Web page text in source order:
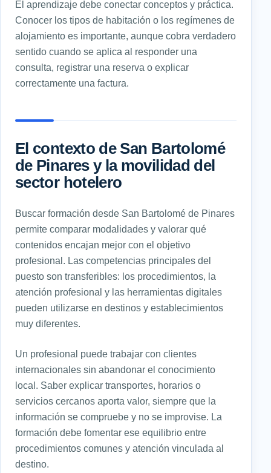
El aprendizaje debe conectar conceptos y práctica.
Conocer los tipos de habitación o los regímenes de
alojamiento es importante, aunque cobra verdadero
sentido cuando se aplica al responder una
consulta, registrar una reserva o explicar
correctamente una factura.
El contexto de San Bartolomé
de Pinares y la movilidad del
sector hotelero
Buscar formación desde San Bartolomé de Pinares
permite comparar modalidades y valorar qué
contenidos encajan mejor con el objetivo
profesional. Las competencias principales del
puesto son transferibles: los procedimientos, la
atención profesional y las herramientas digitales
pueden utilizarse en destinos y establecimientos
muy diferentes.
Un profesional puede trabajar con clientes
internacionales sin abandonar el conocimiento
local. Saber explicar transportes, horarios o
servicios cercanos aporta valor, siempre que la
información se compruebe y no se improvise. La
formación debe fomentar ese equilibrio entre
procedimientos comunes y atención vinculada al
destino.